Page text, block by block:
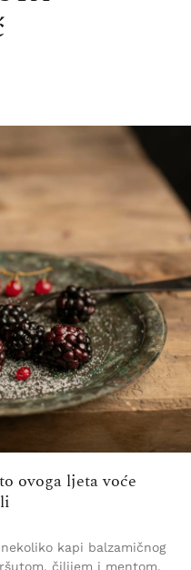
ovoga ljeta voće
kapi balzamičnog
čilijem i mentom.